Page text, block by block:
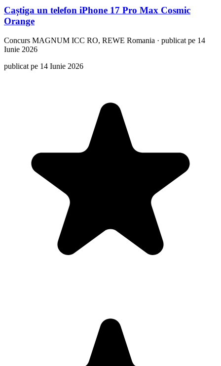
Caștiga un telefon iPhone 17 Pro Max Cosmic
Orange
Concurs MAGNUM ICC RO, REWE Romania · publicat pe 14
Iunie 2026
publicat pe 14 Iunie 2026